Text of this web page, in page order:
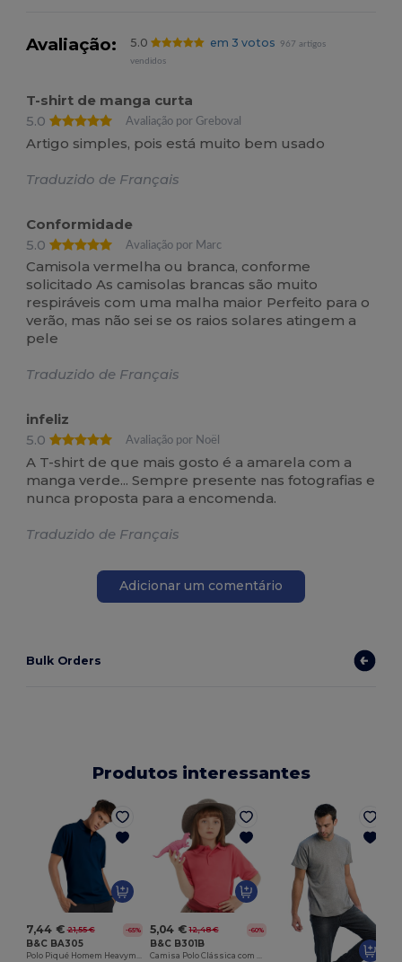
Avaliação: 5.0 em 3 votos
967 artigos
vendidos
T-shirt de manga curta
5.0
Avaliação por Greboval
Artigo simples, pois está muito bem usado
Traduzido de Français
Conformidade
5.0
Avaliação por Marc
Camisola vermelha ou branca, conforme
solicitado As camisolas brancas são muito
respiráveis com uma malha maior Perfeito para o
verão, mas não sei se os raios solares atingem a
pele
Traduzido de Français
infeliz
5.0
Avaliação por Noël
A T-shirt de que mais gosto é a amarela com a
manga verde... Sempre presente nas fotografias e
nunca proposta para a encomenda.
Traduzido de Français
Adicionar um comentário
Bulk Orders
Produtos interessantes
7,44 € 21,55 € -65%
B&C BA305
Polo Piqué Homem Heavymill
5,04 € 12,48 € -60%
B&C B301B
Camisa Polo Clássica com Gola e Punhos em Malha